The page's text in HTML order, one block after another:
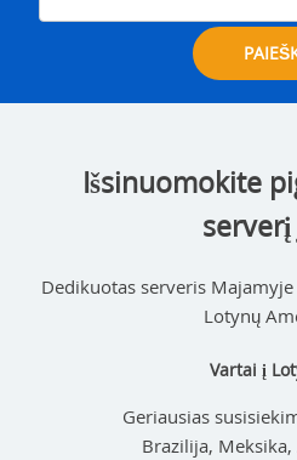
Išsinuomokite
serverį
Dedikuotas serveris
Lotynų
Vartai į
Geriausias
Brazilija,